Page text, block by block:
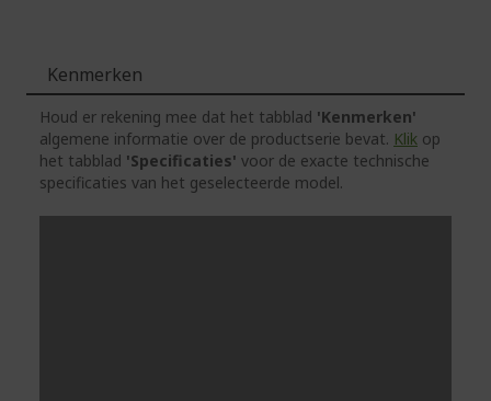
Kenmerken
Houd er rekening mee dat het tabblad 'Kenmerken'
algemene informatie over de productserie bevat. Klik op
het tabblad 'Specificaties' voor de exacte technische
specificaties van het geselecteerde model.